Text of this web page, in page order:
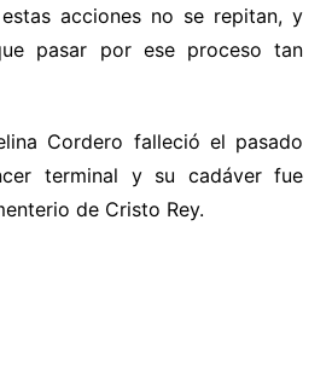
acciones no se repitan, y
pasar por ese proceso tan
Cordero falleció el pasado
terminal y su cadáver fue
de Cristo Rey.